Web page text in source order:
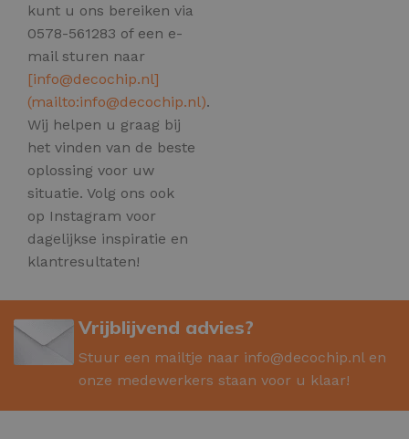
kunt u ons bereiken via
0578-561283 of een e-
mail sturen naar
[info@decochip.nl]
(mailto:info@decochip.nl).
Wij helpen u graag bij
het vinden van de beste
oplossing voor uw
situatie. Volg ons ook
op Instagram voor
dagelijkse inspiratie en
klantresultaten!
Vrijblijvend advies?
Stuur een mailtje naar info@decochip.nl en
onze medewerkers staan voor u klaar!